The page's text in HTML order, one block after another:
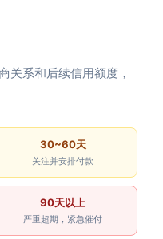
关系和后续信用额度，
30~60天
关注并安排付款
90天以上
严重超期，紧急催付